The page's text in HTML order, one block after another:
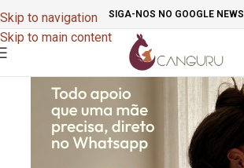
Skip to navigation
Skip to main content
SIGA-NOS NO GOOGLE NEWS